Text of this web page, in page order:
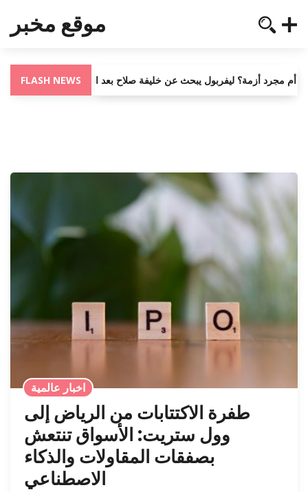
موقع مخبر
FLASH NEWS
حقبة أم مجرد أزمة؟ ليفربول يبحث عن خليفة صلاح بعد انكشاف المستور
اخبار عالمية
طفرة الاكتتابات من الرياض إلى
وول ستريت: الأسواق تنتعش
بصفقات المقاولات والذكاء
الاصطناعي